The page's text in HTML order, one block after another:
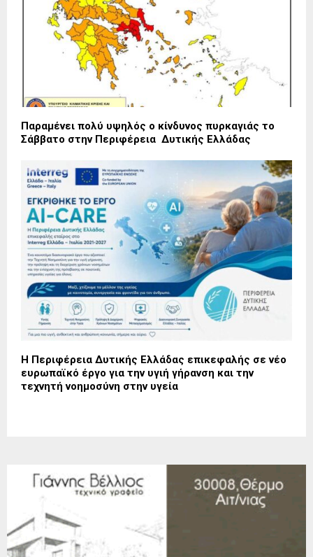
Παραμένει πολύ υψηλός ο κίνδυνος πυρκαγιάς το
Σάββατο στην Περιφέρεια Δυτικής Ελλάδας
Η Περιφέρεια Δυτικής Ελλάδας επικεφαλής σε νέο
ευρωπαϊκό έργο για την υγιή γήρανση και την
τεχνητή νοημοσύνη στην υγεία